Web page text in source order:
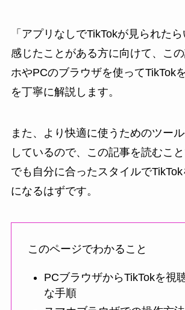
「アプリなしでTikTokが見られた
感じたことがある方に向けて、こ
ホやPCのブラウザを使ってTikTok
を丁寧に解説します。
また、より快適に使うためのツー
しているので、この記事を読むこ
でも自分に合ったスタイルで
になるはずです。
このページでわかること
PCブラウザからTikTokを視
な手順